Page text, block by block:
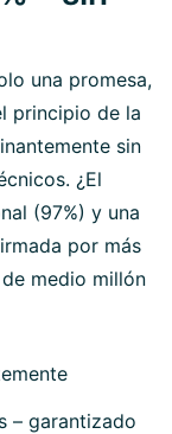
una promesa,
principio de la
sin
¿El
(97%) y una
por más
medio millón
– garantizado